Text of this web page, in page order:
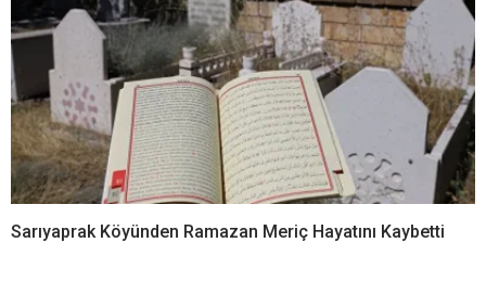
Sarıyaprak Köyünden Ramazan Meriç Hayatını Kaybetti